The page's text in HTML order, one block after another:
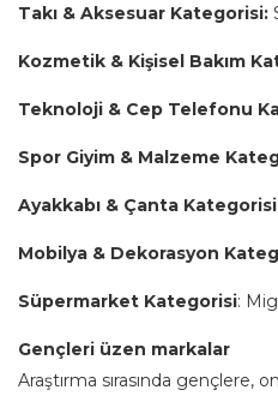
Takı & Aksesuar Kategorisi:
Kozmetik & Kişisel Bakım
Teknoloji & Cep Telefonu
Spor Giyim & Malzeme
Ayakkabı & Çanta
Mobilya & Dekorasyon
Süpermarket Kategorisi:
Gençleri üzen markalar
Araştırma sırasında gençlere,